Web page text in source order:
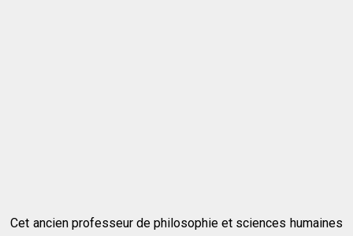
Cet ancien professeur de philosophie et sciences humaines